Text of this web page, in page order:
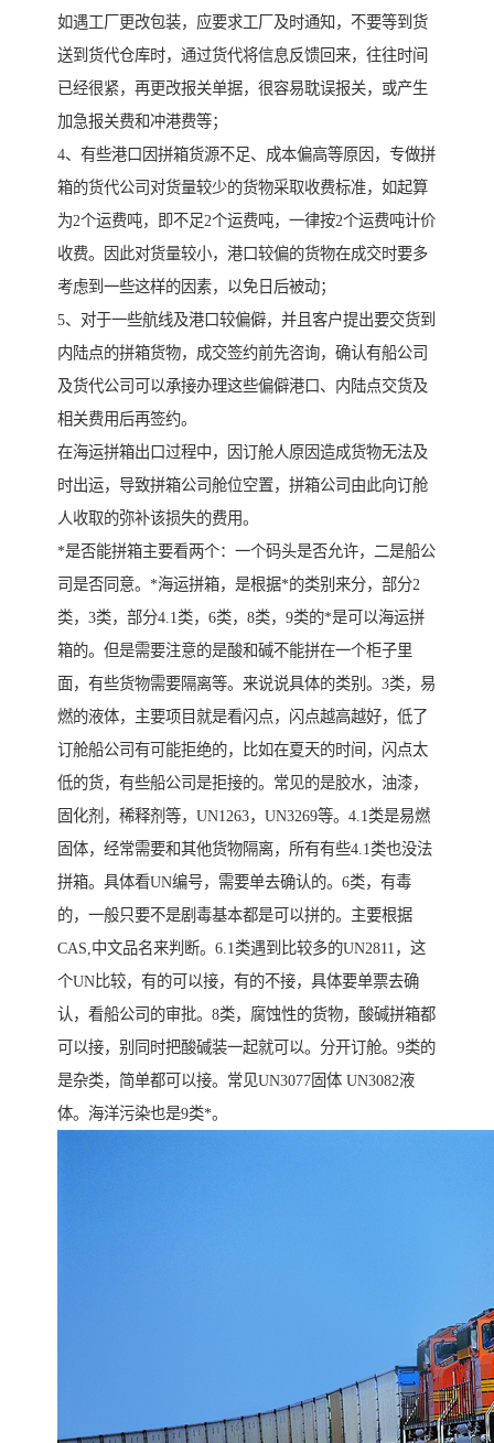
如遇工厂更改包装，应要求工厂及时通知，不要等到货
送到货代仓库时，通过货代将信息反馈回来，往往时间
已经很紧，再更改报关单据，很容易耽误报关，或产生
加急报关费和冲港费等；
4、有些港口因拼箱货源不足、成本偏高等原因，专做拼
箱的货代公司对货量较少的货物采取收费标准，如起算
为2个运费吨，即不足2个运费吨，一律按2个运费吨计价
收费。因此对货量较小，港口较偏的货物在成交时要多
考虑到一些这样的因素，以免日后被动；
5、对于一些航线及港口较偏僻，并且客户提出要交货到
内陆点的拼箱货物，成交签约前先咨询，确认有船公司
及货代公司可以承接办理这些偏僻港口、内陆点交货及
相关费用后再签约。
在海运拼箱出口过程中，因订舱人原因造成货物无法及
时出运，导致拼箱公司舱位空置，拼箱公司由此向订舱
人收取的弥补该损失的费用。
*是否能拼箱主要看两个：一个码头是否允许，二是船公
司是否同意。*海运拼箱，是根据*的类别来分，部分2
类，3类，部分4.1类，6类，8类，9类的*是可以海运拼
箱的。但是需要注意的是酸和碱不能拼在一个柜子里
面，有些货物需要隔离等。来说说具体的类别。3类，易
燃的液体，主要项目就是看闪点，闪点越高越好，低了
订舱船公司有可能拒绝的，比如在夏天的时间，闪点太
低的货，有些船公司是拒接的。常见的是胶水，油漆，
固化剂，稀释剂等，UN1263，UN3269等。4.1类是易燃
固体，经常需要和其他货物隔离，所有有些4.1类也没法
拼箱。具体看UN编号，需要单去确认的。6类，有毒
的，一般只要不是剧毒基本都是可以拼的。主要根据
CAS,中文品名来判断。6.1类遇到比较多的UN2811，这
个UN比较，有的可以接，有的不接，具体要单票去确
认，看船公司的审批。8类，腐蚀性的货物，酸碱拼箱都
可以接，别同时把酸碱装一起就可以。分开订舱。9类的
是杂类，简单都可以接。常见UN3077固体 UN3082液
体。海洋污染也是9类*。